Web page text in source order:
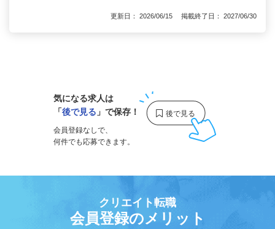
更新日： 2026/06/15 掲載終了日： 2027/06/30
気になる求人は
「後で見る 」で保存！
会員登録なしで、
何件でも応募できます。
クリエイト転職
会員登録のメリット